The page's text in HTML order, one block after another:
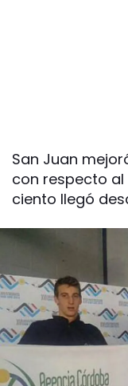
San Juan
con respecto
ciento llegó